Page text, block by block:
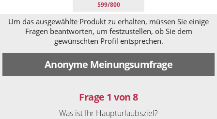
599/800
Anonyme Meinungsumfrage
Um das ausgewählte Produkt zu erhalten, müssen Sie einige
Fragen beantworten, um festzustellen, ob Sie dem
gewünschten Profil entsprechen.
Frage 1 von 8
Was ist Ihr Haupturlaubsziel?